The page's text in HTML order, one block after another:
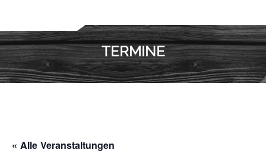
TERMINE
« Alle Veranstaltungen